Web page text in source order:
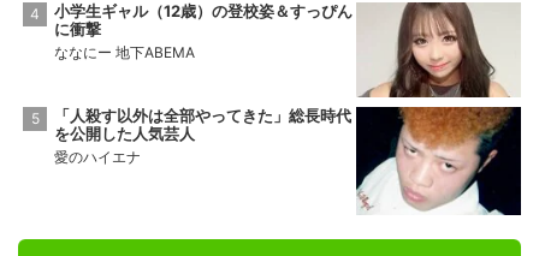
小学生ギャル（12歳）の登校姿＆すっぴん
に衝撃
ななにー 地下ABEMA
「人殺す以外は全部やってきた」総長時代
を公開した人気芸人
愛のハイエナ